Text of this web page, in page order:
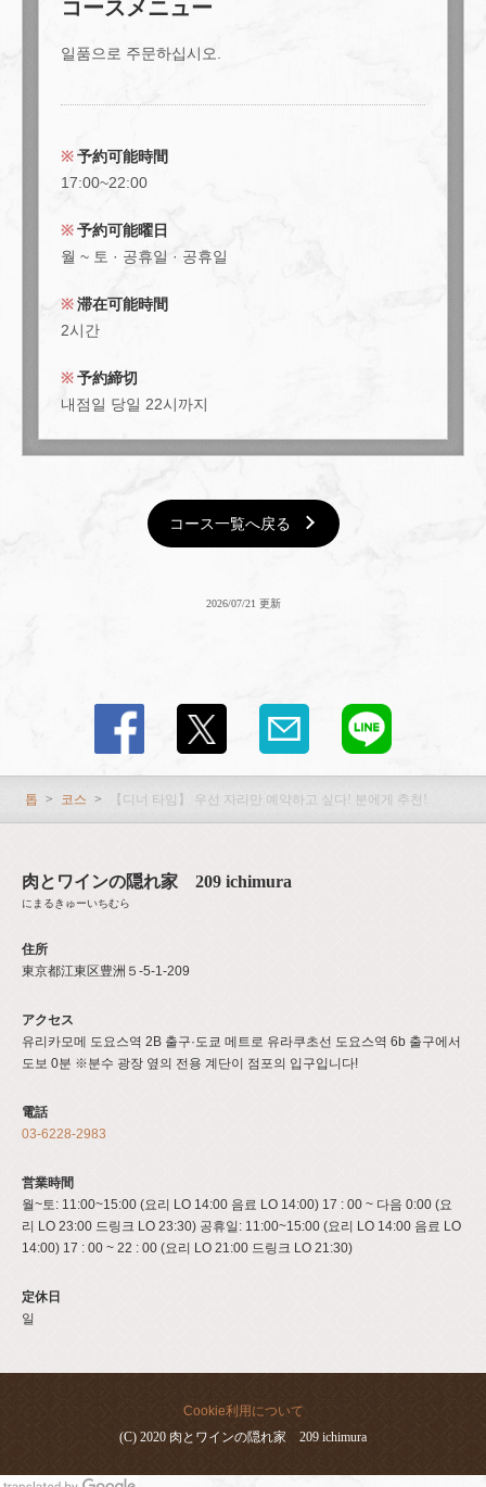
コースメニュー
일품으로 주문하십시오.
予約可能時間
17:00~22:00
予約可能曜日
월 ~ 토 · 공휴일 · 공휴일
滞在可能時間
2시간
予約締切
내점일 당일 22시까지
コース一覧へ戻る
2026/07/21 更新
톱 코스 【디너 타임】 우선 자리만 예약하고 싶다! 분에게 추천!
肉とワインの隠れ家 209 ichimura
にまるきゅーいちむら
住所
東京都江東区豊洲５-5-1-209
アクセス
유리카모메 도요스역 2B 출구·도쿄 메트로 유라쿠초선 도요스역 6b 출구에서
도보 0분 ※분수 광장 옆의 전용 계단이 점포의 입구입니다!
電話
03-6228-2983
営業時間
월~토: 11:00~15:00 (요리 LO 14:00 음료 LO 14:00) 17 : 00 ~ 다음 0:00 (요
리 LO 23:00 드링크 LO 23:30) 공휴일: 11:00~15:00 (요리 LO 14:00 음료 LO
14:00) 17 : 00 ~ 22 : 00 (요리 LO 21:00 드링크 LO 21:30)
定休日
일
Cookie利用について
(C) 2020 肉とワインの隠れ家 209 ichimura
この店舗情報をシェアする
とワインの隠れ家 209 ichimura
東京都江東区豊洲５-5-1-209